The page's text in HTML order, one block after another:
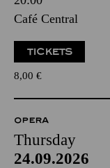
Café Central
TICKETS
8,00 €
OPERA
Thursday
24.09.2026